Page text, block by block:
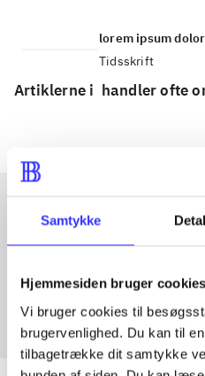
Samtykke
Hjemmesiden bruger cookies
Vi bruger cookies til
brugervenlighed. Du kan til
tilbagetrække dit samtykke
lorem ipsum
Tidsskrift
Artiklerne i handler ofte
Artikler med